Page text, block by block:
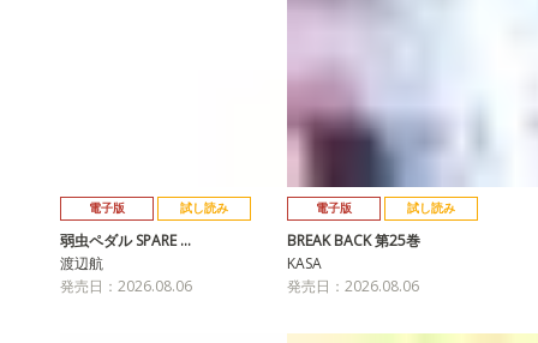
電子版 試し読み
弱虫ペダル SPARE …
渡辺航
発売日：2026.08.06
電子版 試し読み
BREAK BACK 第25巻
KASA
発売日：2026.08.06